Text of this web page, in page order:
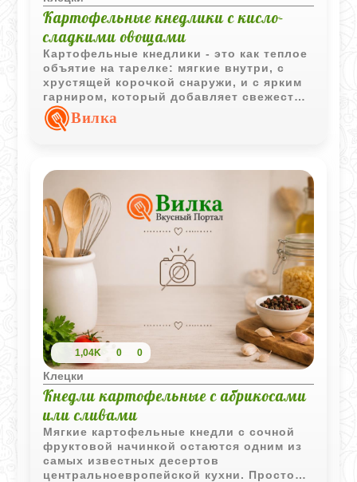
Картофельные кнедлики с кисло-
сладкими овощами
Картофельные кнедлики - это как теплое
объятие на тарелке: мягкие внутри, с
хрустящей корочкой снаружи, и с ярким
гарниром, который добавляет свежести
и настроения. Это блюдо объединяет
простые продукты, но в результате
Вилка
1,04K 0 0
Клецки
Кнедли картофельные с абрикосами
или сливами
Мягкие картофельные кнедли с сочной
фруктовой начинкой остаются одним из
самых известных десертов
центральноевропейской кухни. Простое